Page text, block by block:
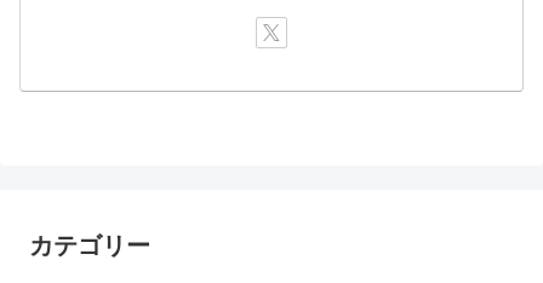
カテゴリー